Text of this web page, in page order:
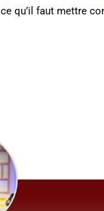
qu’il faut mettre